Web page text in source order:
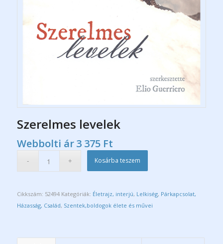
Szerelmes levelek
Webbolti ár 3 375 Ft
Kosárba teszem
Cikkszám: 52494 Kategóriák: Életrajz, interjú, Lelkiség, Párkapcsolat,
Házasság, Család, Szentek,boldogok élete és művei